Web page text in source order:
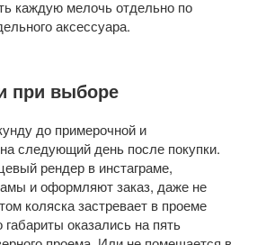
каждую мелочь отдельно по
аксессуара.
при выборе
до примерочной и
следующий день после покупки.
рендер в инстаграме,
и оформляют заказ, даже не
коляска застревает в проеме
оказались на пять